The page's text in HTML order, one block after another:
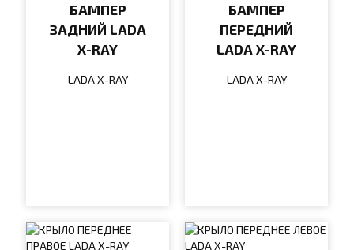
БАМПЕР
ЗАДНИЙ LADA
X-RAY
LADA X-RAY
БАМПЕР
ПЕРЕДНИЙ
LADA X-RAY
LADA X-RAY